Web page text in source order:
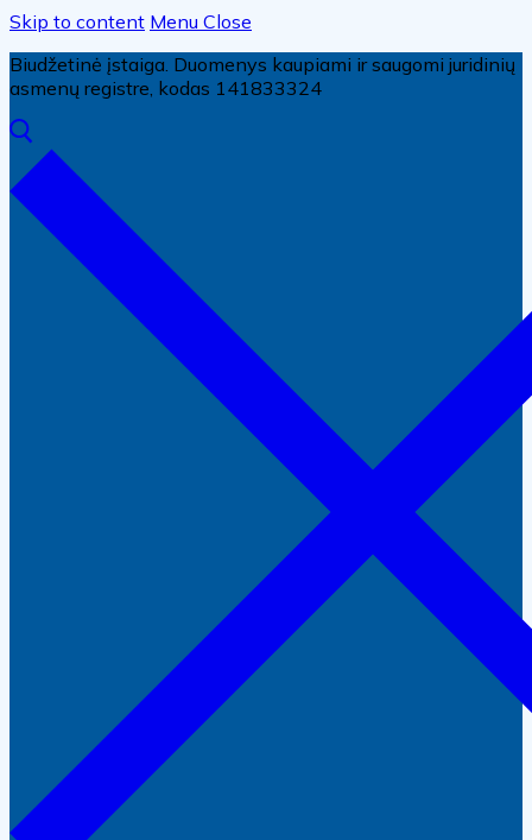
Skip to content Menu Close
Biudžetinė įstaiga. Duomenys kaupiami ir saugomi juridinių
asmenų registre, kodas 141833324